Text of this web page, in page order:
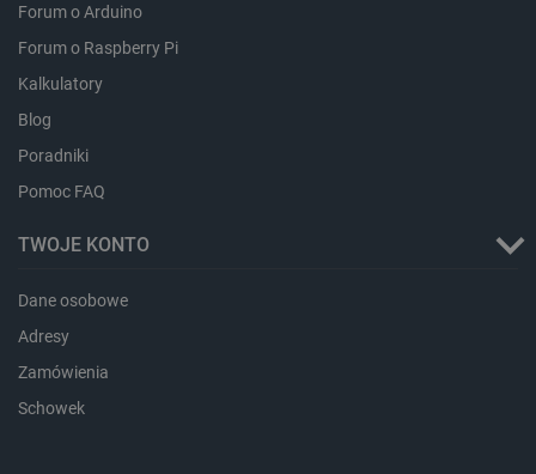
Forum o Arduino
Forum o Raspberry Pi
Kalkulatory
Blog
Poradniki
Pomoc FAQ
TWOJE KONTO
Dane osobowe
Adresy
Zamówienia
Schowek
critCartData